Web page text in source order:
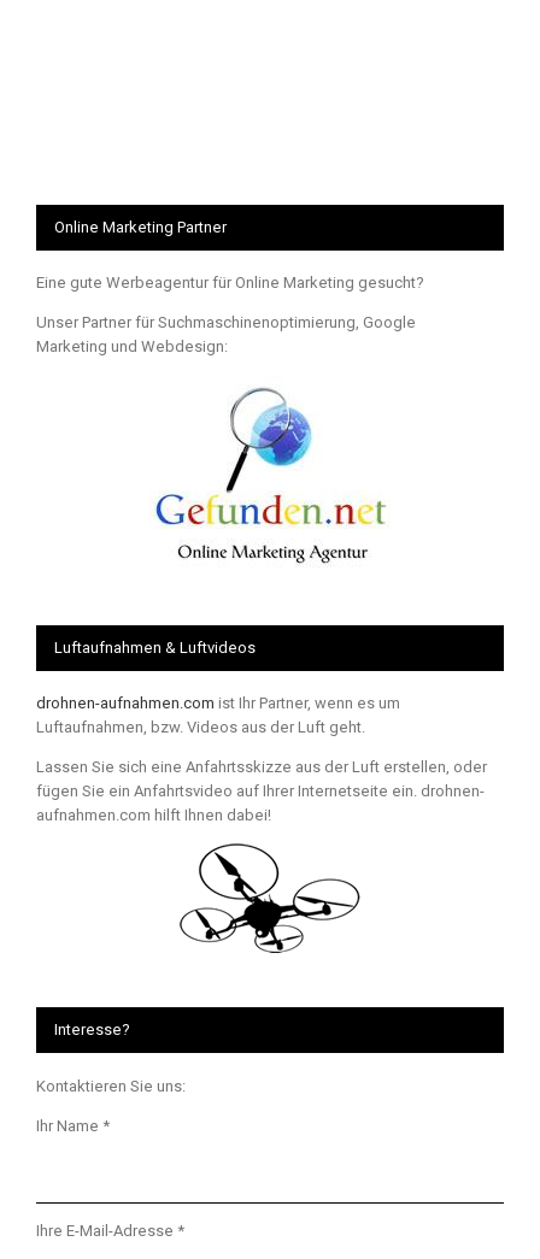
Online Marketing Partner
Eine gute Werbeagentur für Online Marketing gesucht?
Unser Partner für Suchmaschinenoptimierung, Google
Marketing und Webdesign:
Luftaufnahmen & Luftvideos
drohnen-aufnahmen.com ist Ihr Partner, wenn es um
Luftaufnahmen, bzw. Videos aus der Luft geht.
Lassen Sie sich eine Anfahrtsskizze aus der Luft erstellen, oder
fügen Sie ein Anfahrtsvideo auf Ihrer Internetseite ein. drohnen-
aufnahmen.com hilft Ihnen dabei!
Interesse?
Kontaktieren Sie uns:
Ihr Name *
Ihre E-Mail-Adresse *